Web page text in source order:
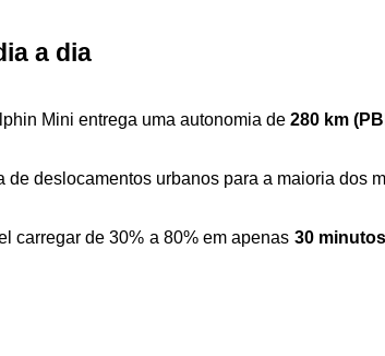
a dia
Mini entrega uma autonomia de 280 km
deslocamentos urbanos para a maioria dos
carregar de 30% a 80% em apenas 30 minutos